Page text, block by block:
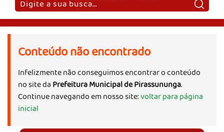
Conteúdo não encontrado
Infelizmente não conseguimos encontrar o conteúdo
no site da Prefeitura Municipal de Pirassununga.
Continue navegando em nosso site:voltar para página
inicial